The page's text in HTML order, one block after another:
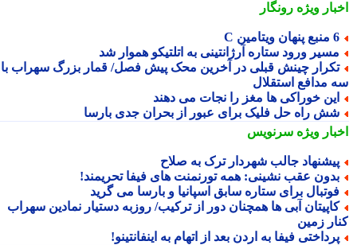
ویژهرونگار
ورود ستاره آرژانتینی به اتلتیکو هموار شد
چینش قبلی در آخرین محک پیش فصل/ قمار بزرگ سهراب با
مدافع استقلال
خوراکی ها مغز را نجات می دهند
راه حل فلیک برای عبور از بحران جدی بارسا
ویژهسرنویس
جالب شهردار ترک به صلاح
عقب نشینی: همه تورنمنت های فیفا تحریمند!
برای ستاره سابق اسپانیا و بارسا می گرید
آبی ها همچنان دور از ترکیب/ روزبه دستیار نمادین سهراب
زمین
فیفا به اردن بعد از اتهام به اینفانتینو!